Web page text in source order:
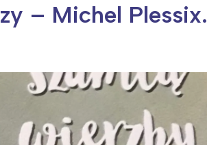
Pszczoła i kwitnący ul
– Michel Plessix.